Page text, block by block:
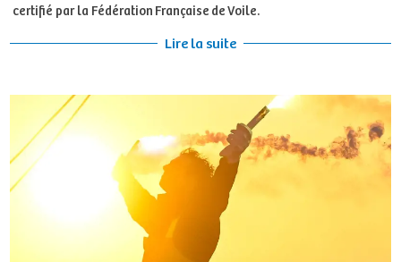
certifié par la Fédération Française de Voile.
Lire la suite